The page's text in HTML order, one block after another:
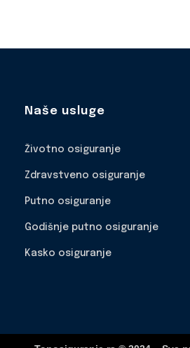
Naše usluge
Životno osiguranje
Zdravstveno osiguranje
Putno osiguranje
Godišnje putno osiguranje
Kasko osiguranje